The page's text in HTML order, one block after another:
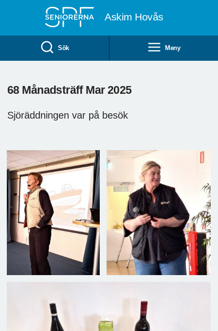
Askim Hovås
Sök Meny
68 Månadsträff Mar 2025
Sjöräddningen var på besök